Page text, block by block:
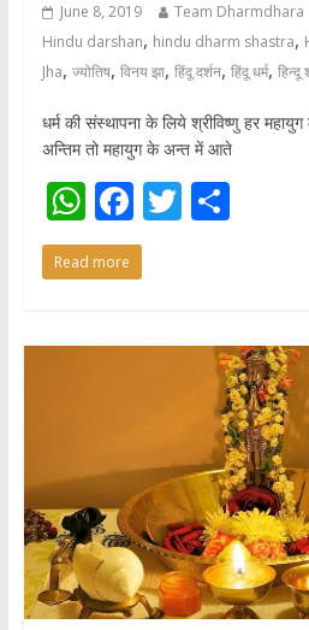
June 8, 2019 Team Dharmdhara
Hindu darshan, hindu dharm shastra,
Jha, ज्योतिष, विनय झा, हिंदू दर्शन, हिंदू धर्म, हिन्दू
धर्म की संस्थापना के लिये श्रीविष्णु हर
अन्तिम तो महायुग के अन्त में आते
W
h
at
A
F
ac
e
o
T S
Read more